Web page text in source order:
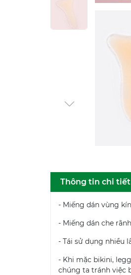
Thông tin chi tiết
- Miếng dán vùng
- Miếng dán che
- Tái sử dụng nhiều
- Khi mặc bikini,
chúng ta tránh việc